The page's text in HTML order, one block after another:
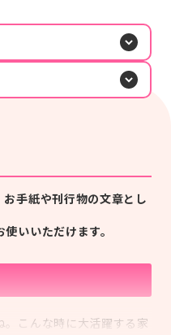
手紙や刊行物の文章とし
いいただけます。
こんな時に大活躍する家